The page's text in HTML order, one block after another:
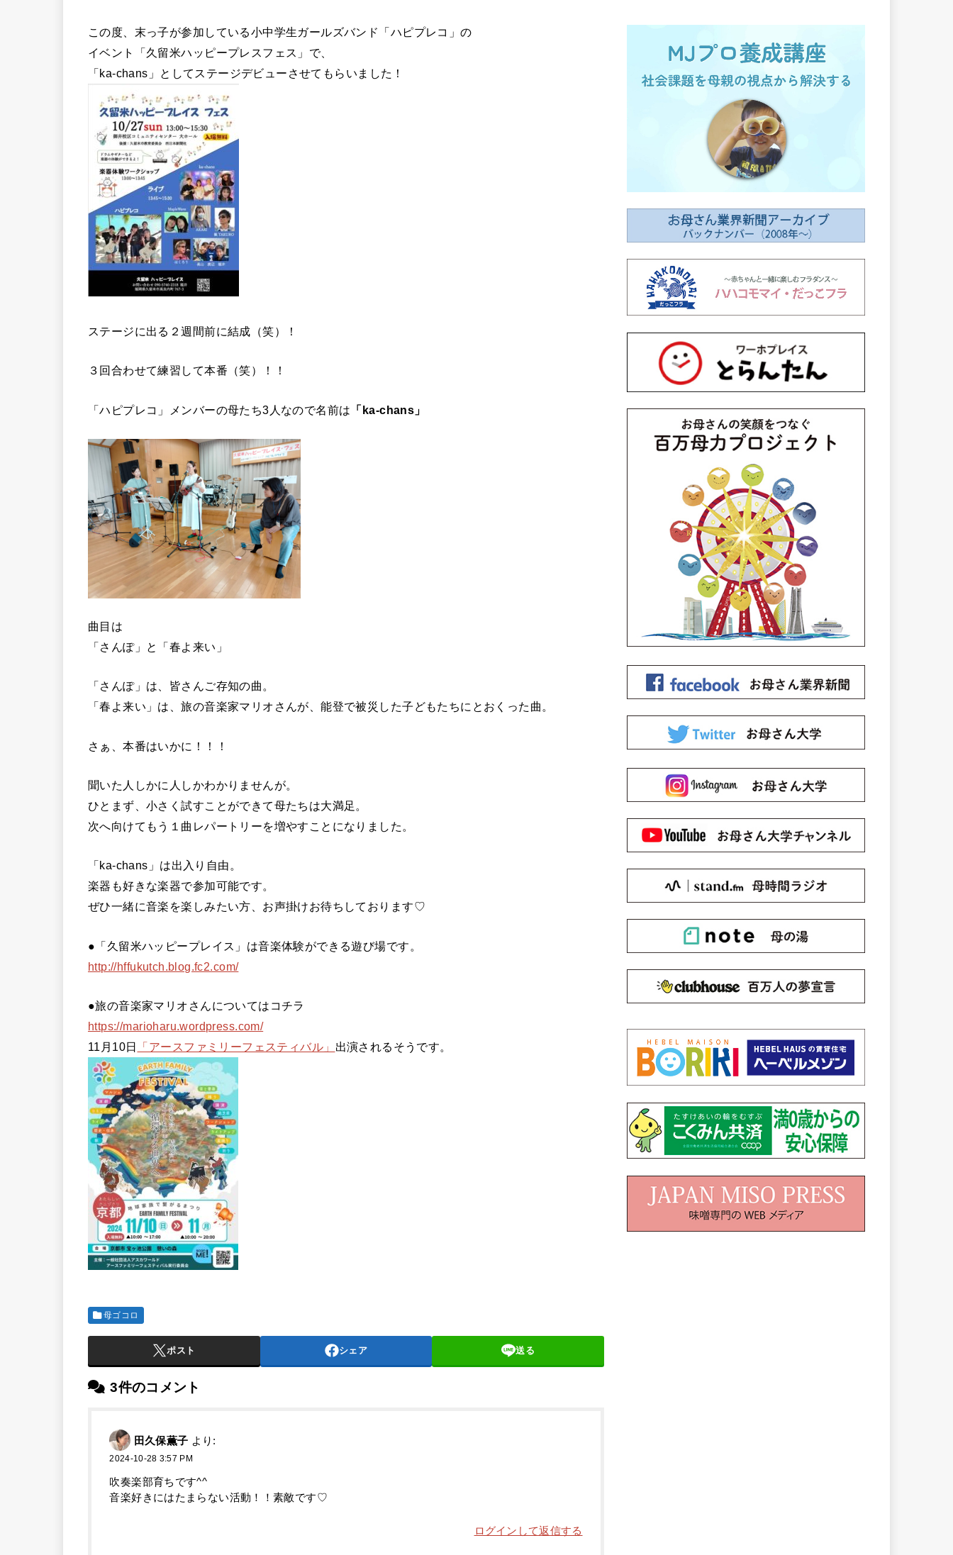
この度、末っ子が参加している小中学生ガールズバンド「ハピプレコ」の
イベント「久留米ハッピープレスフェス」で、
「ka-chans」としてステージデビューさせてもらいました！
ステージに出る２週間前に結成（笑）！
３回合わせて練習して本番（笑）！！
「ハピプレコ」メンバーの母たち3人なので名前は 「ka-chans」
曲目は
「さんぽ」と「春よ来い」
「さんぽ」は、皆さんご存知の曲。
「春よ来い」は、旅の音楽家マリオさんが、能登で被災した子どもたちにとおくった曲。
さぁ、本番はいかに！！！
聞いた人しかに人しかわかりませんが。
ひとまず、小さく試すことができて母たちは大満足。
次へ向けてもう１曲レパートリーを増やすことになりました。
「ka-chans」は出入り自由。
楽器も好きな楽器で参加可能です。
ぜひ一緒に音楽を楽しみたい方、お声掛けお待ちしております♡
●「久留米ハッピープレイス」は音楽体験ができる遊び場です。
http://hffukutch.blog.fc2.com/
●旅の音楽家マリオさんについてはコチラ
https://marioharu.wordpress.com/
11月10日
「アースファミリーフェスティバル」 出演されるそうです。
母ゴコロ
ポスト シェア 送る
3件のコメント
田久保薫子 より:
2024-10-28 3:57 PM
吹奏楽部育ちです^^
音楽好きにはたまらない活動！！素敵です♡
ログインして返信する